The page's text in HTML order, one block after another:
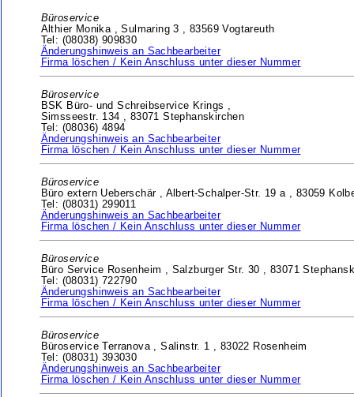
Büroservice
Althier Monika ,Sulmaring 3 , 83569 Vogtareuth
Tel: (08038) 909830
Änderungshinweis an Sachbearbeiter
Firma löschen / Kein Anschluss unter dieser Nummer
Büroservice
BSK Büro- und Schreibservice Krings ,
Simsseestr. 134 , 83071 Stephanskirchen
Tel: (08036) 4894
Änderungshinweis an Sachbearbeiter
Firma löschen / Kein Anschluss unter dieser Nummer
Büroservice
Büro extern Ueberschär , Albert-Schalper-Str. 19 a , 83059
Tel: (08031) 299011
Änderungshinweis an Sachbearbeiter
Firma löschen / Kein Anschluss unter dieser Nummer
Büroservice
Büro Service Rosenheim , Salzburger Str. 30 , 83071
Tel: (08031) 722790
Änderungshinweis an Sachbearbeiter
Firma löschen / Kein Anschluss unter dieser Nummer
Büroservice
Büroservice Terranova ,Salinstr. 1 , 83022 Rosenheim
Tel: (08031) 393030
Änderungshinweis an Sachbearbeiter
Firma löschen / Kein Anschluss unter dieser Nummer